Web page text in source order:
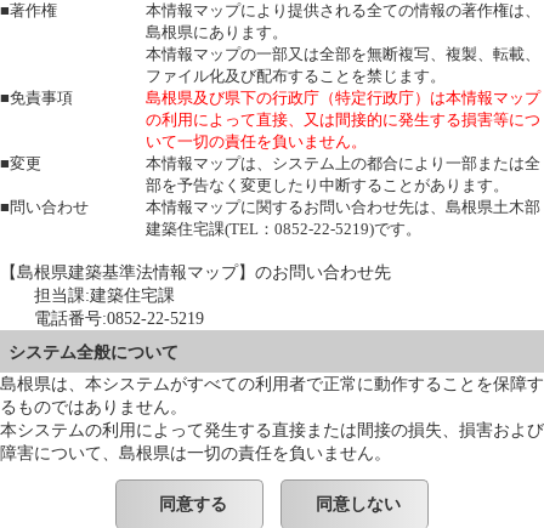
■著作権
本情報マップにより提供される全ての情報の著作権は、
島根県にあります。
本情報マップの一部又は全部を無断複写、複製、転載、
ファイル化及び配布することを禁じます。
■免責事項
島根県及び県下の行政庁（特定行政庁）は本情報マップ
の利用によって直接、又は間接的に発生する損害等につ
いて一切の責任を負いません。
■変更
本情報マップは、システム上の都合により一部または全
部を予告なく変更したり中断することがあります。
■問い合わせ
本情報マップに関するお問い合わせ先は、島根県土木部
建築住宅課(TEL：0852-22-5219)です。
【島根県建築基準法情報マップ】のお問い合わせ先
担当課:建築住宅課
電話番号:0852-22-5219
システム全般について
島根県は、本システムがすべての利用者で正常に動作することを保障す
るものではありません。
本システムの利用によって発生する直接または間接の損失、損害および
障害について、島根県は一切の責任を負いません。
同意する 同意しない